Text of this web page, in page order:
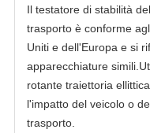
Il testatore di stabilità
trasporto è conforme
Uniti e dell'Europa e si
apparecchiature
rotante traiettoria
l'impatto del veicolo o
trasporto.